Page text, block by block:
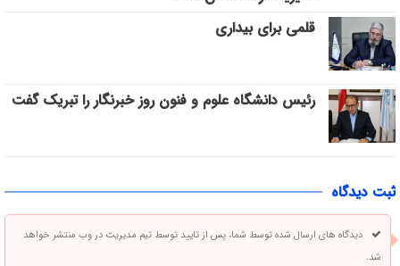
قلمی برای بیداری
رئیس دانشگاه علوم و فنون روز خبرنگار را تبریک گفت
ثبت دیدگاه
دیدگاه های ارسال شده توسط شما، پس از تایید توسط تیم مدیریت در وب منتشر خواهد
شد.